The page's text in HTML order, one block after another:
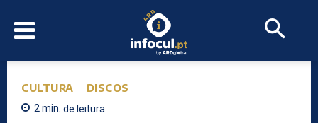
CULTURA DISCOS
2min. de leitura